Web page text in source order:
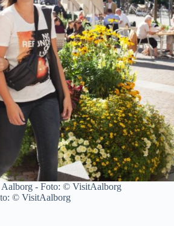
Aalborg - Foto: © VisitAalborg
© VisitAalborg